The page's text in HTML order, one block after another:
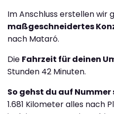
Im Anschluss erstellen wir
maßgeschneidertes
nach Mataró.
Die Fahrzeit für deinen
Stunden 42 Minuten.
So gehst du auf Nummer
1.681 Kilometer alles nach